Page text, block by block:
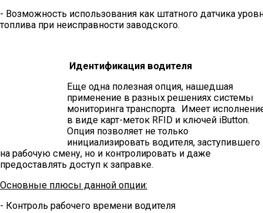
- Возможность использования как штатного датчика
топлива при неисправности заводского.
Идентификация водителя
Еще одна полезная опция, нашедшая
применение в разных решениях системы
мониторинга транспорта. Имеет
в виде карт-меток RFID и ключей iButton.
Опция позволяет не только
инициализировать водителя, заступившего
на рабочую смену, но и контролировать и даже
предоставлять доступ к заправке.
Основные плюсы данной опции:
- Контроль рабочего времени водителя